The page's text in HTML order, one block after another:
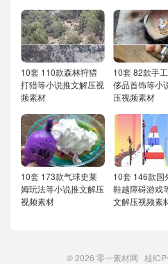
10套 110款森林狩猎
打猎等小说推文解压视
频素材
10套 82款手
侈品首饰等小
压视频素材
10套 173款气球史莱
姆玩法等小说推文解压
视频素材
10套 146款国
鞋越障碍游戏
文解压视频素
© 2026 零一素材网 桂